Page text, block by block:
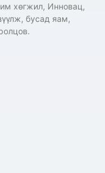
хөгжил, Инновац,
бусад яам,